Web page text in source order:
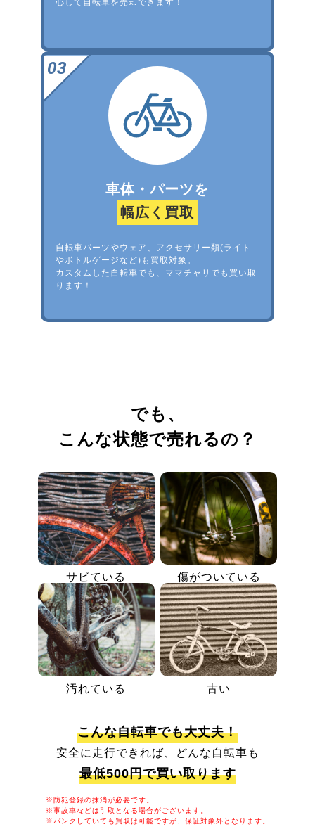
心して自転車を売却できます！
車体・パーツを
幅広く買取
自転車パーツやウェア、アクセサリー類(ライト
やボトルゲージなど)も買取対象。
カスタムした自転車でも、ママチャリでも買い取
ります！
でも、
こんな状態で売れるの？
サビている 傷がついている
汚れている 古い
こんな自転車でも大丈夫！
安全に走行できれば、どんな自転車も
最低500円で買い取ります
※防犯登録の抹消が必要です。
※事故車などは引取となる場合がございます。
※パンクしていても買取は可能ですが、保証対象外となります。